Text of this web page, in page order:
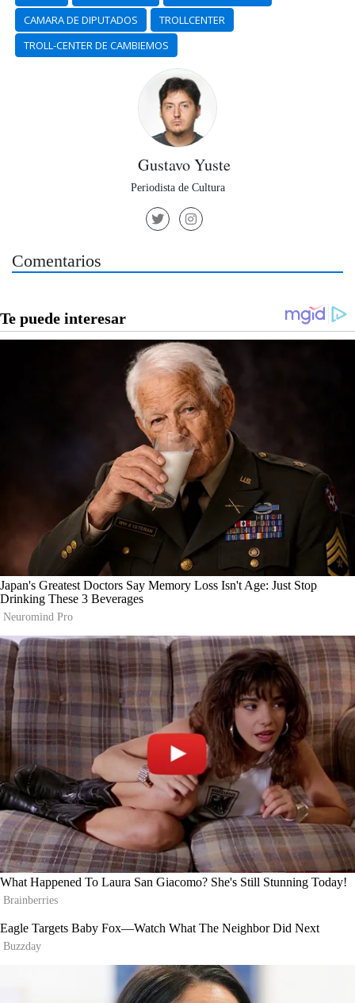
CAMARA DE DIPUTADOS
TROLLCENTER
TROLL-CENTER DE CAMBIEMOS
Gustavo Yuste
Periodista de Cultura
Comentarios